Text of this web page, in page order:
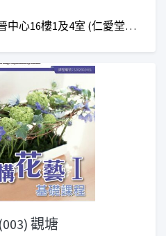
中心16樓1及4室 (仁愛堂專
格的人士。
材，約$23,000）
名，隨後會有職員與您聯
觀塘